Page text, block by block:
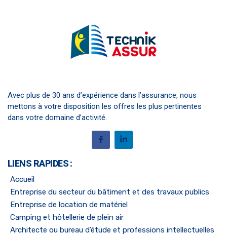
Avec plus de 30 ans d’expérience dans l’assurance, nous
mettons à votre disposition les offres les plus pertinentes
dans votre domaine d’activité.
LIENS RAPIDES :
Accueil
Entreprise du secteur du bâtiment et des travaux publics
Entreprise de location de matériel
Camping et hôtellerie de plein air
Architecte ou bureau d’étude et professions intellectuelles